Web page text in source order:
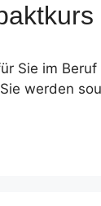
Sie im
werden